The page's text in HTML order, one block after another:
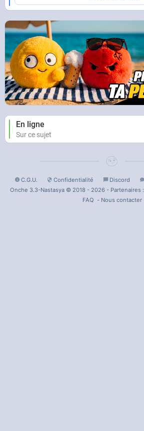
En ligne
Sur ce sujet
C.G.U. Confidentialité Discord
Onche 3.3-Nastasya © 2018 - 2026 - Partenaires :
FAQ - Nous contacter